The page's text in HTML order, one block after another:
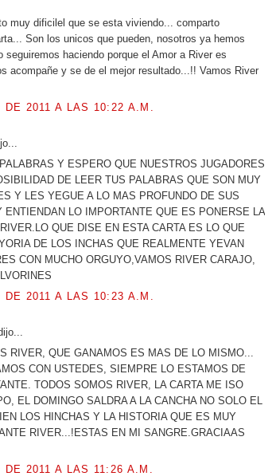
muy dificilel que se esta viviendo... comparto
Son los unicos que pueden, nosotros ya hemos
seguiremos haciendo porque el Amor a River es
acompañe y se de el mejor resultado...!! Vamos River
2011 A LAS 10:22 A.M.
Y ESPERO QUE NUESTROS JUGADORES
DE LEER TUS PALABRAS QUE SON MUY
Y LES YEGUE A LO MAS PROFUNDO DE SUS
ENTIENDAN LO IMPORTANTE QUE ES PONERSE LA
QUE DISE EN ESTA CARTA ES LO QUE
DE LOS INCHAS QUE REALMENTE YEVAN
CON MUCHO ORGUYO,VAMOS RIVER CARAJO,
2011 A LAS 10:23 A.M.
RIVER, QUE GANAMOS ES MAS DE LO MISMO...
CON USTEDES, SIEMPRE LO ESTAMOS DE
TODOS SOMOS RIVER, LA CARTA ME ISO
EL DOMINGO SALDRA A LA CANCHA NO SOLO EL
LOS HINCHAS Y LA HISTORIA QUE ES MUY
RIVER...!ESTAS EN MI SANGRE.GRACIAAS
2011 A LAS 11:26 A.M.